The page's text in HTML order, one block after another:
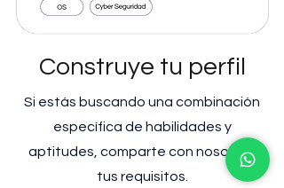
Construye tu perfil
Si estás buscando una combinación
específica de habilidades y
aptitudes, comparte con nosotros
tus requisitos.